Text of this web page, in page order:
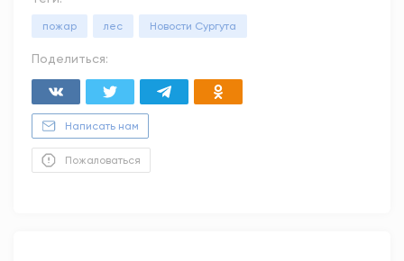
пожар лес Новости Сургута
Поделиться:
Написать нам
Пожаловаться